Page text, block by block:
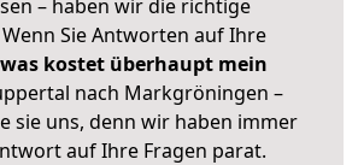
– haben wir die richtige
Sie Antworten auf Ihre
was kostet überhaupt mein
nach Markgröningen –
sie uns, denn wir haben immer
auf Ihre Fragen parat.